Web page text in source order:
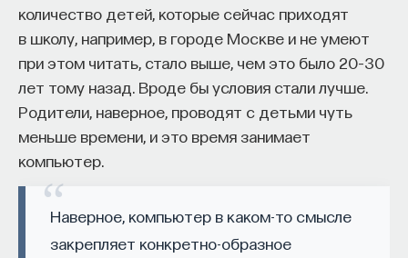
количество детей, которые сейчас приходят
в школу, например, в городе Москве и не умеют
при этом читать, стало выше, чем это было 20–30
лет тому назад. Вроде бы условия стали лучше.
Родители, наверное, проводят с детьми чуть
меньше времени, и это время занимает
компьютер.
Наверное, компьютер в каком-то смысле
закрепляет конкретно-образное